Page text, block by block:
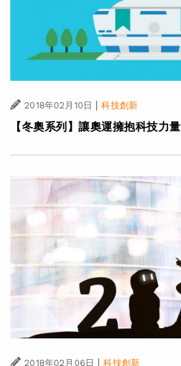
2018年02月10日 | 科技創新
【冬奧系列】讓奧運擁抱科技力量
2018年02月06日 | 科技創新